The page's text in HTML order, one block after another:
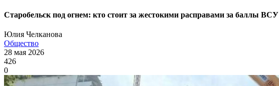
Старобельск под огнем: кто стоит за жестокими расправами за баллы ВСУ
Юлия Челканова
Общество
28 мая 2026
426
0